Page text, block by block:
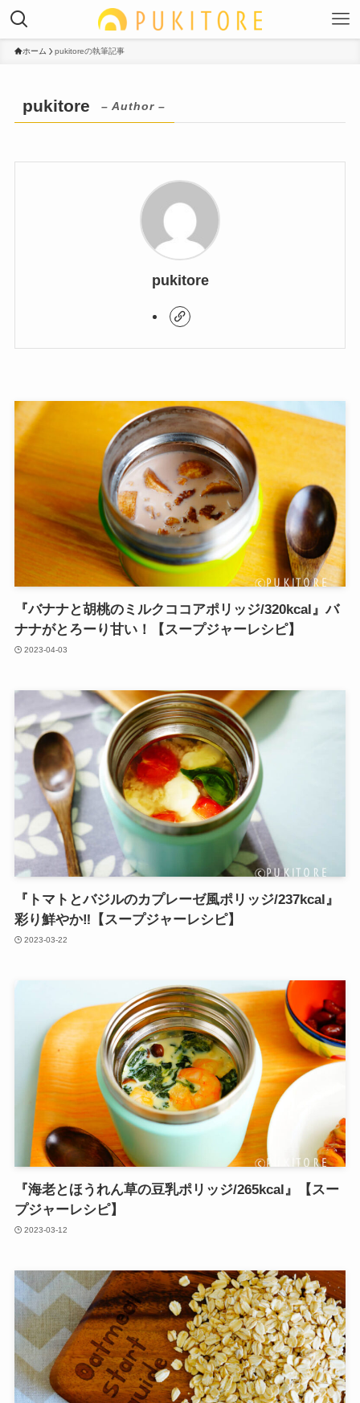
ホーム pukitoreの執筆記事
pukitore – Author –
pukitore
『バナナと胡桃のミルクココアポリッジ/320kcal』バ
ナナがとろーり甘い！【スープジャーレシピ】
2023-04-03
『トマトとバジルのカプレーゼ風ポリッジ/237kcal』
彩り鮮やか‼︎【スープジャーレシピ】
2023-03-22
『海老とほうれん草の豆乳ポリッジ/265kcal』【スー
プジャーレシピ】
2023-03-12